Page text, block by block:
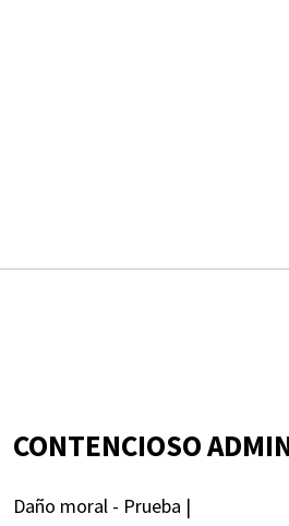
CONTENCIOSO
Daño moral - Prueba |